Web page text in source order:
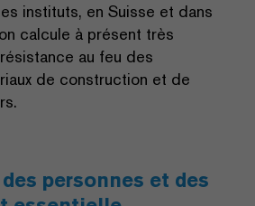
instituts, en Suisse et dans
calcule à présent très
au feu des
de construction et de
personnes et des